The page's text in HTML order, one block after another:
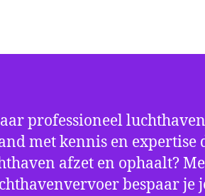
professioneel
met kennis en expertise
afzet en ophaalt?
bespaar je